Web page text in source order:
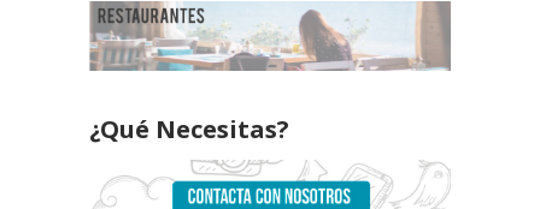
¿Qué Necesitas?